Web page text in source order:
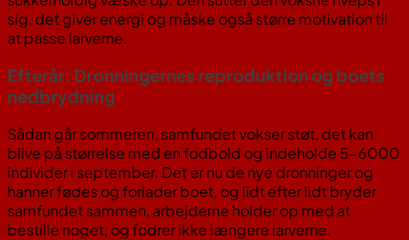
sig, det giver energi og måske også større motivation til
at passe larverne.
Efterår: Dronningernes reproduktion og boets
nedbrydning
Sådan går sommeren, samfundet vokser støt, det kan
blive på størrelse med en fodbold og indeholde 5-6000
individer i september. Det er nu de nye dronninger og
hanner fødes og forlader boet, og lidt efter lidt bryder
samfundet sammen, arbejderne holder op med at
bestille noget, og fodrer ikke længere larverne.